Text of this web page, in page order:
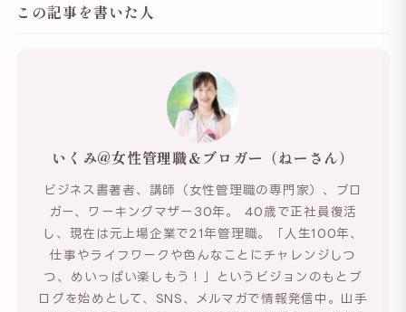
この記事を書いた人
いくみ@女性管理職＆ブロガー（ねーさん）
ビジネス書著者、講師（女性管理職の専門家）、ブロ
ガー、ワーキングマザー30年。 40歳で正社員復活
し、現在は元上場企業で21年管理職。「人生100年、
仕事やライフワークや色んなことにチャレンジしつ
つ、めいっぱい楽しもう！」というビジョンのもとブ
ログを始めとして、SNS、メルマガで情報発信中。山手